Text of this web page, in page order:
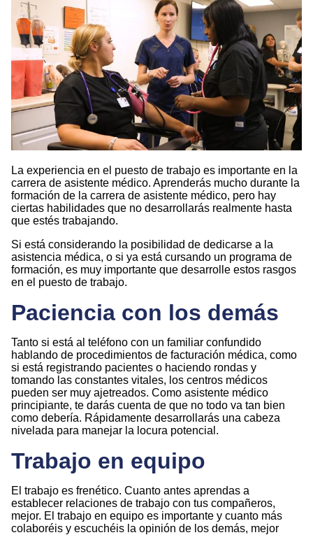
La experiencia en el puesto de trabajo es importante en la
carrera de asistente médico. Aprenderás mucho durante la
formación de la carrera de asistente médico, pero hay
ciertas habilidades que no desarrollarás realmente hasta
que estés trabajando.
Si está considerando la posibilidad de dedicarse a la
asistencia médica, o si ya está cursando un programa de
formación, es muy importante que desarrolle estos rasgos
en el puesto de trabajo.
Paciencia con los demás
Tanto si está al teléfono con un familiar confundido
hablando de procedimientos de facturación médica, como
si está registrando pacientes o haciendo rondas y
tomando las constantes vitales, los centros médicos
pueden ser muy ajetreados. Como asistente médico
principiante, te darás cuenta de que no todo va tan bien
como debería. Rápidamente desarrollarás una cabeza
nivelada para manejar la locura potencial.
Trabajo en equipo
El trabajo es frenético. Cuanto antes aprendas a
establecer relaciones de trabajo con tus compañeros,
mejor. El trabajo en equipo es importante y cuanto más
colaboréis y escuchéis la opinión de los demás, mejor